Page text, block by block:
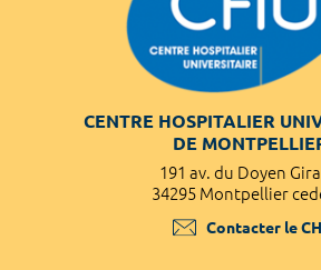
CENTRE HOSPITALIER
DE
191 av. du Doyen
34295 Montpellier
Contacter le